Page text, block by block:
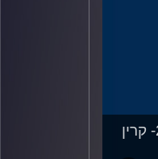
כנס הדמוקרטיה 2020- קרין